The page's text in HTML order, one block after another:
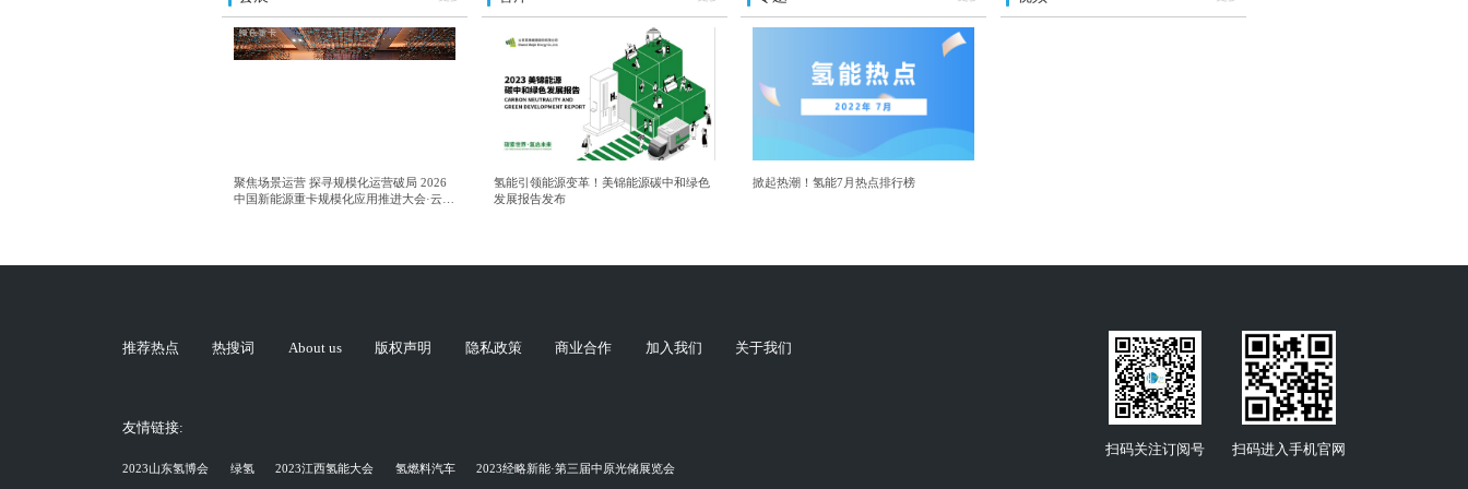
聚焦场景运营 探寻规模化运营破局 2026
中国新能源重卡规模化应用推进大会·云南
氢能引领能源变革！美锦能源碳中和绿色
发展报告发布
掀起热潮！氢能7月热点排行榜
推荐热点 热搜词 About us 版权声明 隐私政策 商业合作 加入我们 关于我们
友情链接:
2023山东氢博会 绿氢 2023江西氢能大会 氢燃料汽车 2023经略新能·第三届中原光储展览会
扫码关注订阅号 扫码进入手机官网